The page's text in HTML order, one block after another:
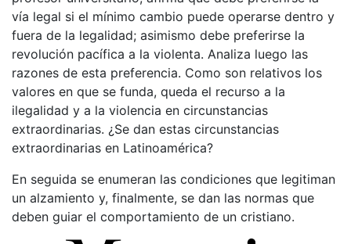
vía legal si el mínimo cambio puede operarse dentro y
fuera de la legalidad; asimismo debe preferirse la
revolución pacífica a la violenta. Analiza luego las
razones de esta preferencia. Como son relativos los
valores en que se funda, queda el recurso a la
ilegalidad y a la violencia en circunstancias
extraordinarias. ¿Se dan estas circunstancias
extraordinarias en Latinoamérica?
En seguida se enumeran las condiciones que legitiman
un alzamiento y, finalmente, se dan las normas que
deben guiar el comportamiento de un cristiano.